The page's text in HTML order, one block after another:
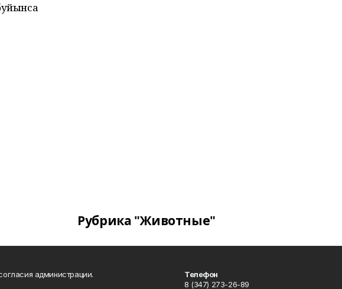
Рубрика "Животные"
администрации.
Телефон
8 (347) 273-26-89